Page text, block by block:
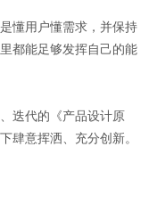
懂用户懂需求，并保持
都能足够发挥自己的能
迭代的《产品设计原
肆意挥洒、充分创新。